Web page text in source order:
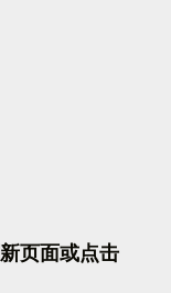
新页面或点击